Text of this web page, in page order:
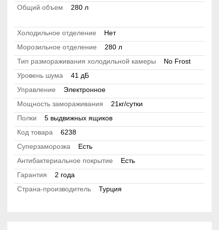
Общий объем
280 л
Холодильное отделение
Нет
Морозильное отделение
280 л
Тип размораживания холодильной камеры
No Frost
Уровень шума
41 дБ
Управление
Электронное
Мощность замораживания
21кг/сутки
Полки
5 выдвижных ящиков
Код товара
6238
Суперзаморозка
Есть
Антибактериальное покрытие
Есть
Гарантия
2 года
Страна-производитель
Турция